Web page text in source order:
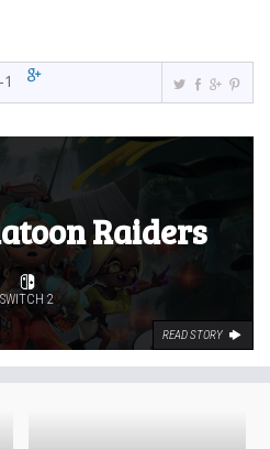
-1
Raiders
SWITCH 2
READ STORY